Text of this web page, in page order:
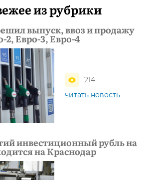
из рубрики
выпуск, ввоз и продажу
2, Евро-3, Евро-4
214
читать новость
инвестиционный рубль на
на Краснодар